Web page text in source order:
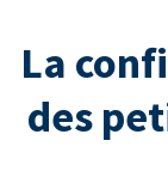
La
des